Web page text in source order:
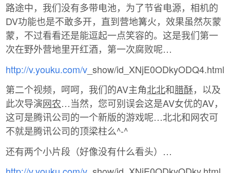
路途中，我们没有多带电池，为了节省电源，相机的
DV功能也是不敢多开，直到营地篝火，效果虽然灰蒙
蒙，不过看看还是能逗起一点笑容的。这是我们第一
次在野外营地里开红酒，第一次腐败呢…
http://v.youku.com/v _show/id_XNjE0ODkyODQ4.html
第二个视频，呵呵，我们的AV主角北北和腊酥，以及
此次导演网农…当然，您可别误会这是AV女优的AV，
这可是腾讯公司的一个新版的游戏呢…北北和网农可
不就是腾讯公司的顶梁柱么^-^
还有两个小片段（好像没有什么看头）…